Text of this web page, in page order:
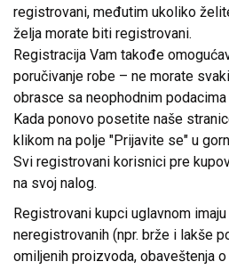
registrovani, međutim ukoliko
želja morate biti registrovani.
Registracija Vam takođe
poručivanje robe – ne morate
obrasce sa neophodnim
Kada ponovo posetite naše
klikom na polje "Prijavite se" u
Svi registrovani korisnici pre
na svoj nalog.
Registrovani kupci uglavnom
neregistrovanih (npr. brže i lakše
omiljenih proizvoda, obaveštenja